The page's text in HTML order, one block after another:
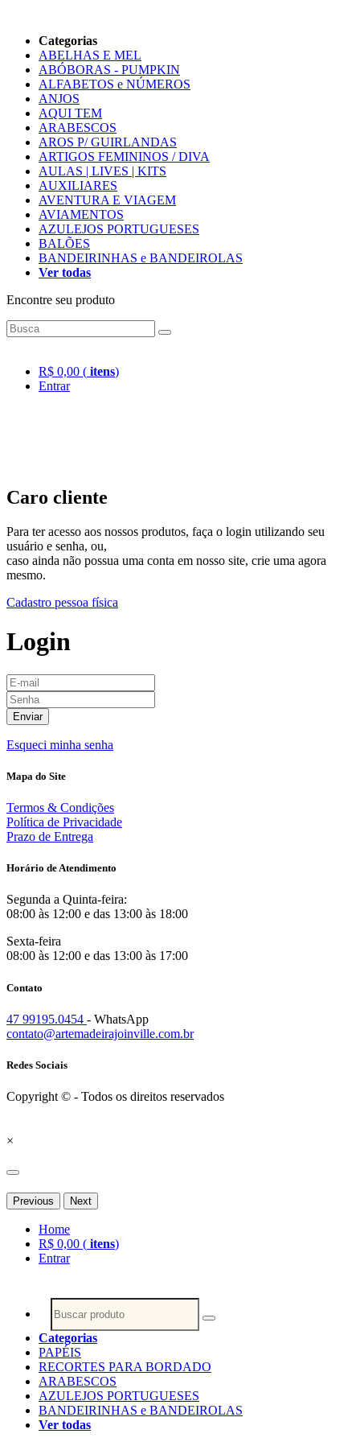
Categorias
ABELHAS E MEL
ABÓBORAS - PUMPKIN
ALFABETOS e NÚMEROS
ANJOS
AQUI TEM
ARABESCOS
AROS P/ GUIRLANDAS
ARTIGOS FEMININOS / DIVA
AULAS | LIVES | KITS
AUXILIARES
AVENTURA E VIAGEM
AVIAMENTOS
AZULEJOS PORTUGUESES
BALÕES
BANDEIRINHAS e BANDEIROLAS
Ver todas
Encontre seu produto
R$ 0,00 ( itens)
Entrar
Caro cliente
Para ter acesso aos nossos produtos, faça o login utilizando seu
usuário e senha, ou,
caso ainda não possua uma conta em nosso site, crie uma agora
mesmo.
Cadastro pessoa física
Login
Enviar
Esqueci minha senha
Mapa do Site
Termos & Condições
Política de Privacidade
Prazo de Entrega
Horário de Atendimento
Segunda a Quinta-feira:
08:00 às 12:00 e das 13:00 às 18:00
Sexta-feira
08:00 às 12:00 e das 13:00 às 17:00
Contato
47 99195.0454 - WhatsApp
contato@artemadeirajoinville.com.br
Redes Sociais
Copyright © - Todos os direitos reservados
×
Previous Next
Home
R$ 0,00 ( itens)
Entrar
Categorias
PAPÉIS
RECORTES PARA BORDADO
ARABESCOS
AZULEJOS PORTUGUESES
BANDEIRINHAS e BANDEIROLAS
Ver todas